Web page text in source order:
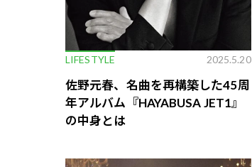
LIFESTYLE 2025.5.20
佐野元春、名曲を再構築した45周
年アルバム『HAYABUSA JET1』
の中身とは